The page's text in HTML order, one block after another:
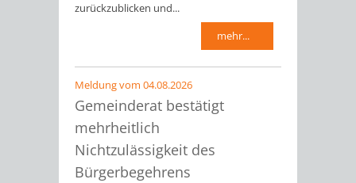
zurückzublicken und...
mehr...
Meldung vom 04.08.2026
Gemeinderat bestätigt
mehrheitlich
Nichtzulässigkeit des
Bürgerbegehrens